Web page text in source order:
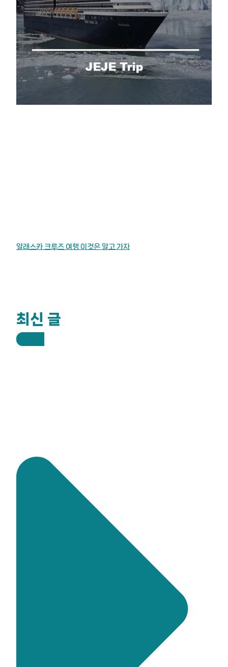
알래스카 크루즈 여행 이것은 알고 가자
최신 글